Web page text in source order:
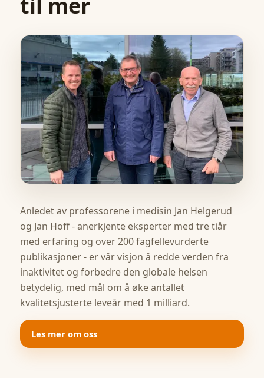
Anledet av professorene i medisin Jan Helgerud
og Jan Hoff - anerkjente eksperter med tre tiår
med erfaring og over 200 fagfellevurderte
publikasjoner - er vår visjon å redde verden fra
inaktivitet og forbedre den globale helsen
betydelig, med mål om å øke antallet
kvalitetsjusterte leveår med 1 milliard.
Les mer om oss